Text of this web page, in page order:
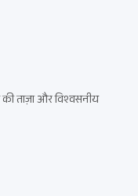
ताज़ा और विश्वसनीय